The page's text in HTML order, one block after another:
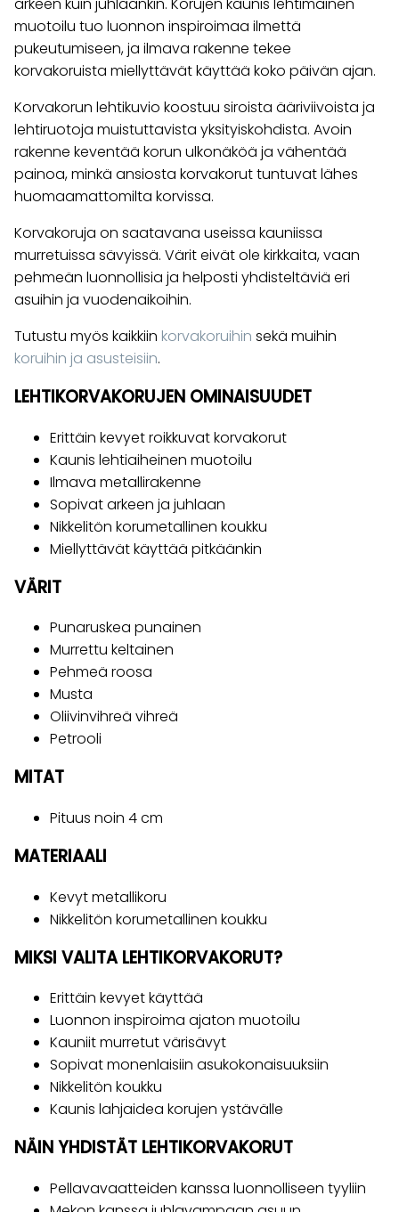
muotoilu tuo luonnon inspiroimaa ilmettä
pukeutumiseen, ja ilmava rakenne tekee
korvakoruista miellyttävät käyttää koko päivän ajan.
Korvakorun lehtikuvio koostuu siroista ääriviivoista ja
lehtiruotoja muistuttavista yksityiskohdista. Avoin
rakenne keventää korun ulkonäköä ja vähentää
painoa, minkä ansiosta korvakorut tuntuvat lähes
huomaamattomilta korvissa.
Korvakoruja on saatavana useissa kauniissa
murretuissa sävyissä. Värit eivät ole kirkkaita, vaan
pehmeän luonnollisia ja helposti yhdisteltäviä eri
asuihin ja vuodenaikoihin.
Tutustu myös kaikkiin korvakoruihin sekä muihin
koruihin ja asusteisiin.
LEHTIKORVAKORUJEN OMINAISUUDET
Erittäin kevyet roikkuvat korvakorut
Kaunis lehtiaiheinen muotoilu
Ilmava metallirakenne
Sopivat arkeen ja juhlaan
Nikkelitön korumetallinen koukku
Miellyttävät käyttää pitkäänkin
VÄRIT
Punaruskea punainen
Murrettu keltainen
Pehmeä roosa
Musta
Oliivinvihreä vihreä
Petrooli
MITAT
Pituus noin 4 cm
MATERIAALI
Kevyt metallikoru
Nikkelitön korumetallinen koukku
MIKSI VALITA LEHTIKORVAKORUT?
Erittäin kevyet käyttää
Luonnon inspiroima ajaton muotoilu
Kauniit murretut värisävyt
Sopivat monenlaisiin asukokonaisuuksiin
Nikkelitön koukku
Kaunis lahjaidea korujen ystävälle
NÄIN YHDISTÄT LEHTIKORVAKORUT
Pellavavaatteiden kanssa luonnolliseen tyyliin